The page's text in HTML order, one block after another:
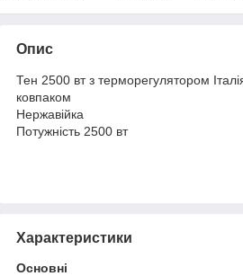
Опис
Тен 2500 вт з терморегулятором
ковпаком
Нержавійка
Потужність 2500 вт
Характеристики
Основні